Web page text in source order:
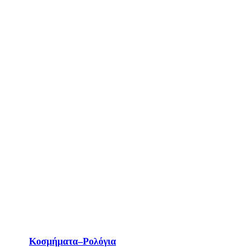
Κοσμήματα–Ρολόγια